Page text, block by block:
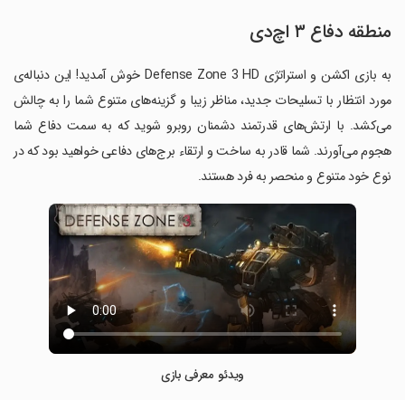
منطقه دفاع ۳ اچ‌دی
به بازی اکشن و استراتژی Defense Zone 3 HD خوش آمدید! این دنباله‌ی
مورد انتظار با تسلیحات جدید، مناظر زیبا و گزینه‌های متنوع شما را به چالش
می‌کشد. با ارتش‌های قدرتمند دشمنان روبرو شوید که به سمت دفاع شما
هجوم می‌آورند. شما قادر به ساخت و ارتقاء برج‌های دفاعی خواهید بود که در
نوع خود متنوع و منحصر به فرد هستند.
ویدئو معرفی بازی